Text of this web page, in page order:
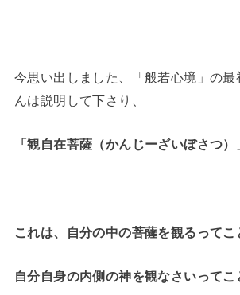
今思い出しました、「般若心境」の最
んは説明して下さり、
「観自在菩薩（かんじーざいぼさつ）
これは、自分の中の菩薩を観るってこ
自分自身の内側の神を観なさいってこ